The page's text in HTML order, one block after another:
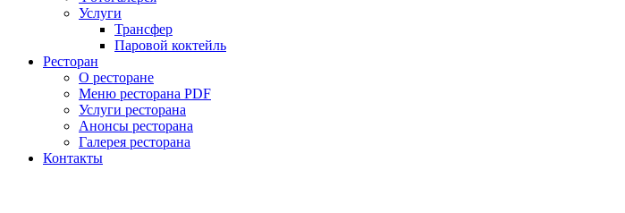
Услуги
Трансфер
Паровой коктейль
Ресторан
О ресторане
Меню ресторана PDF
Услуги ресторана
Анонсы ресторана
Галерея ресторана
Контакты